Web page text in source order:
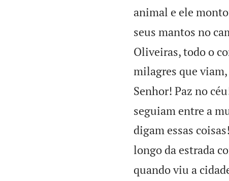
animal e ele
seus mantos no
Oliveiras, todo o
milagres que
Senhor! Paz no
seguiam entre a
digam essas
longo da estrada
quando viu a